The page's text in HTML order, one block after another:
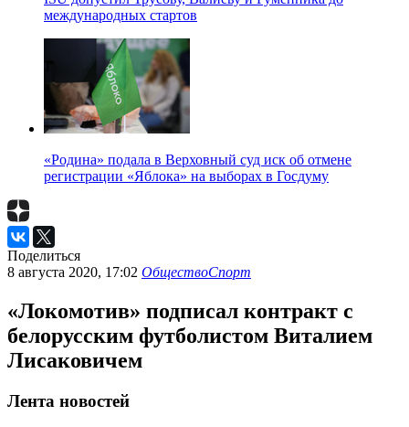
международных стартов
«Родина» подала в Верховный суд иск об отмене
регистрации «Яблока» на выборах в Госдуму
Поделиться
8 августа 2020, 17:02 ОбществоСпорт
«Локомотив» подписал контракт с
белорусским футболистом Виталием
Лисаковичем
Лента новостей